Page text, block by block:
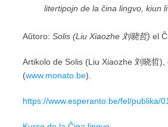
litertipojn de la ĉina lingvo, kiun
Aŭtoro: Solis (Liu Xiaozhe 刘晓哲) el
Artikolo de Solis (Liu Xiaozhe 刘晓哲),
(www.monato.be).
https://www.esperanto.be/fel/publika/